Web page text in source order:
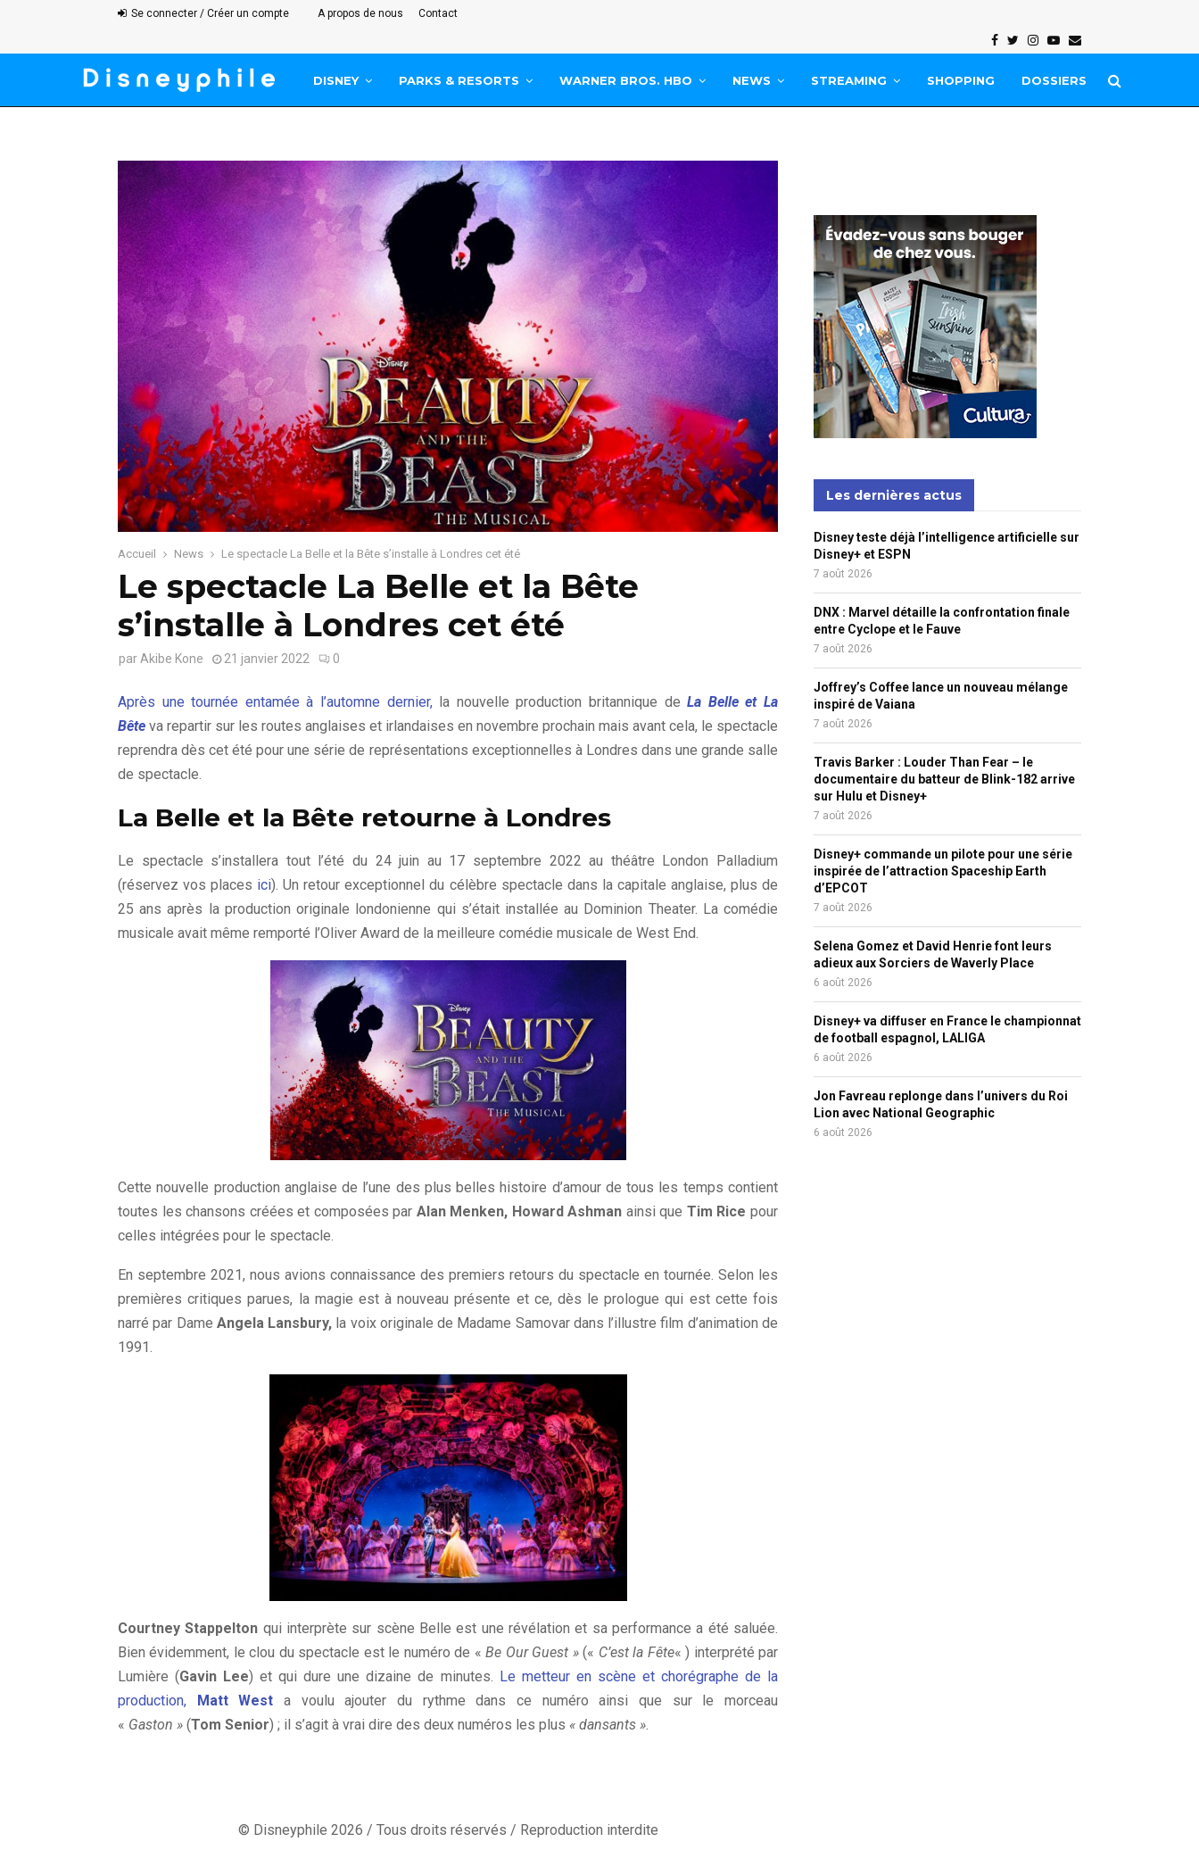
Se connecter / Créer un compte A propos de nous Contact
Facebook
Twitter
Instagram
Youtube
Email
DISNEY PARKS & RESORTS WARNER BROS. HBO NEWS STREAMING SHOPPING DOSSIERS
Accueil News Le spectacle La Belle et la Bête s’installe à Londres cet été
Le spectacle La Belle et la Bête
s’installe à Londres cet été
par Akibe Kone 21 janvier 2022 0
Après une tournée entamée à l’automne dernier,la nouvelle production britannique deLa Belle et La
Bête va repartir sur les routes anglaises et irlandaises en novembre prochain mais avant cela, le spectacle
reprendra dès cet été pour une série de représentations exceptionnelles à Londres dans une grande salle
de spectacle.
La Belle et la Bête retourne à Londres
Le spectacle s’installera tout l’été du 24 juin au 17 septembre 2022 au théâtre London Palladium
(réservez vos places ici). Un retour exceptionnel du célèbre spectacle dans la capitale anglaise, plus de
25 ans après la production originale londonienne qui s’était installée au Dominion Theater. La comédie
musicale avait même remporté l’Oliver Award de la meilleure comédie musicale de West End.
Cette nouvelle production anglaise de l’une des plus belles histoire d’amour de tous les temps contient
toutes les chansons créées et composées par Alan Menken, Howard Ashman ainsi que Tim Ricepour
celles intégrées pour le spectacle.
En septembre 2021, nous avions connaissance des premiers retours du spectacle en tournée. Selon les
premières critiques parues, la magie est à nouveau présente et ce, dès le prologue qui est cette fois
narré par Dame Angela Lansbury, la voix originale de Madame Samovar dans l’illustre film d’animation de
1991.
Courtney Stappelton qui interprète sur scène Belle est une révélation et sa performance a été saluée.
Bien évidemment, le clou du spectacle est le numéro de «Be Our Guest »(« C’est la Fête« ) interprété par
Lumière (Gavin Lee) et qui dure une dizaine de minutes. Le metteur en scène et chorégraphe de la
production,
Matt West a voulu ajouter du rythme dans ce numéro ainsi que sur le morceau
« Gaston » (Tom Senior) ; il s’agit à vrai dire des deux numéros les plus « dansants ».
© Disneyphile 2026 / Tous droits réservés / Reproduction interdite
Les dernières actus
Disney teste déjà l’intelligence artificielle sur
Disney+ et ESPN
7 août 2026
DNX : Marvel détaille la confrontation finale
entre Cyclope et le Fauve
7 août 2026
Joffrey’s Coffee lance un nouveau mélange
inspiré de Vaiana
7 août 2026
Travis Barker : Louder Than Fear – le
documentaire du batteur de Blink-182 arrive
sur Hulu et Disney+
7 août 2026
Disney+ commande un pilote pour une série
inspirée de l’attraction Spaceship Earth
d’EPCOT
7 août 2026
Selena Gomez et David Henrie font leurs
adieux aux Sorciers de Waverly Place
6 août 2026
Disney+ va diffuser en France le championnat
de football espagnol, LALIGA
6 août 2026
Jon Favreau replonge dans l’univers du Roi
Lion avec National Geographic
6 août 2026